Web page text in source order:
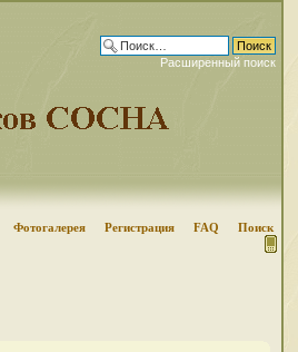
Расширенный поиск
Фотогалерея Регистрация FAQ Поиск